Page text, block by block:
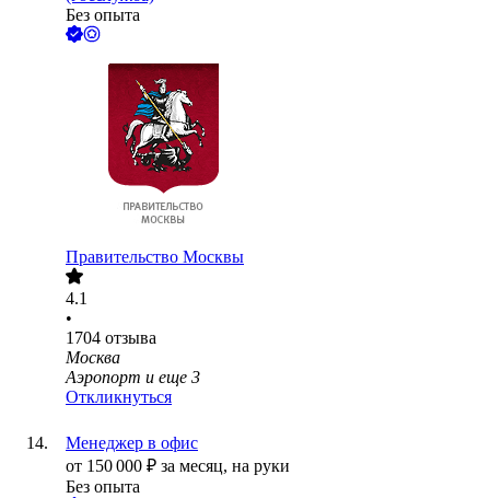
Без опыта
Правительство Москвы
4.1
•
1704 отзыва
Москва
Аэропорт и еще 3
Откликнуться
Менеджер в офис
от 150 000 ₽ за месяц, на руки
Без опыта